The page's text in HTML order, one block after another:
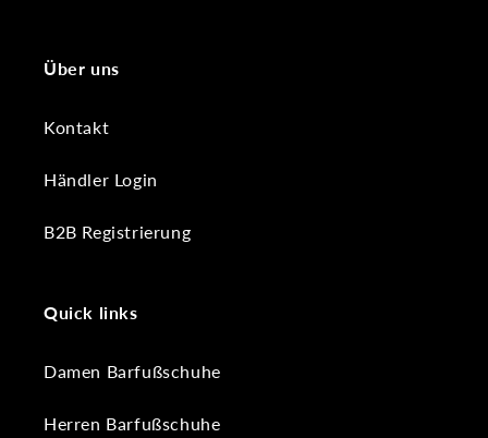
Über uns
Kontakt
Händler Login
B2B Registrierung
Quick links
Damen Barfußschuhe
Herren Barfußschuhe